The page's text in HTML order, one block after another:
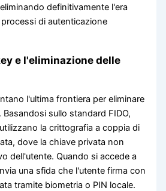
definitivamente l'era
di autenticazione
e l'eliminazione delle
l'ultima frontiera per eliminare
Basandosi sullo standard FIDO,
la crittografia a coppia di
dove la chiave privata non
dell'utente. Quando si accede a
una sfida che l'utente firma con
tramite biometria o PIN locale.